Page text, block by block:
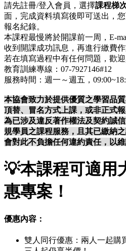
請先註冊/登入會員，選擇課程梯
面，完成資料填寫後即可送出，
報名紀錄。
本課程最慢將於開課前一周，E-
收到開課成功訊息，再進行繳費作
若在填寫過程中有任何問題，歡迎
教育訓練專線：07-7927146#12
服務時間：週一～週五，
本協會致力於提供優質之學習品
頂替、冒名方式上課，或非正式
為已涉及違反著作權法及契約誠
規學員之課程服務，且其已繳納
會對此不負擔任何違約責任，以維
💡本課程可適用
惠專案！
優惠內容：
雙人同行優惠：兩人一起購